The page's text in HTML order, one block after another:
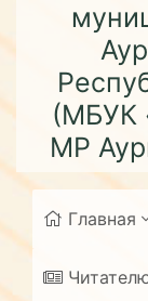
(МБУК
МР
Главная